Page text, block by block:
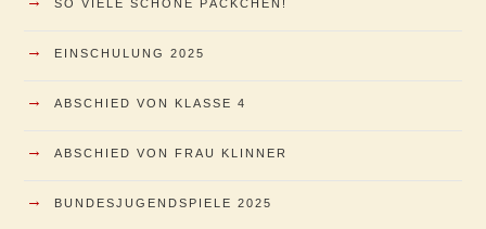
SO VIELE SCHÖNE PÄCKCHEN!
→ EINSCHULUNG 2025
→ ABSCHIED VON KLASSE 4
→ ABSCHIED VON FRAU KLINNER
→ BUNDESJUGENDSPIELE 2025